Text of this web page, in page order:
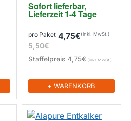
Sofort lieferbar,
Lieferzeit 1-4 Tage
4,75€
5,50€
pro Paket
Staffelpreis4,75€
+ WARENKORB